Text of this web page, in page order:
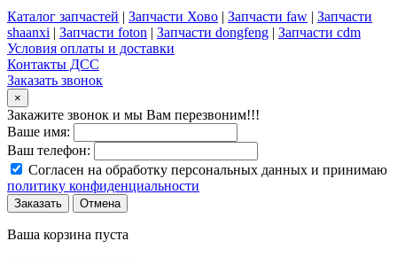
Каталог запчастей | Запчасти Хово | Запчасти faw | Запчасти
shaanxi | Запчасти foton | Запчасти dongfeng | Запчасти cdm
Условия оплаты и доставки
Контакты ДСС
Заказать звонок
×
Закажите звонок и мы Вам перезвоним!!!
Ваше имя:
Ваш телефон:
Согласен на обработку персональных данных и принимаю
политику конфиденциальности
Заказать Отмена
Ваша корзина пуста